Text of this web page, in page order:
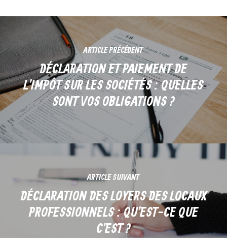
ARTICLE PRÉCÉDENT
DÉCLARATION ET PAIEMENT DE
L'IMPÔT SUR LES SOCIÉTÉS : QUELLES
SONT VOS OBLIGATIONS ?
ARTICLE SUIVANT
DÉCLARATION DES LOYERS DES LOCAUX
PROFESSIONNELS : QU'EST-CE QUE
C'EST ?